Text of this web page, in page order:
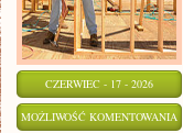
CZERWIEC - 17 - 2026
MOŻLIWOŚĆ KOMENTOWANIA